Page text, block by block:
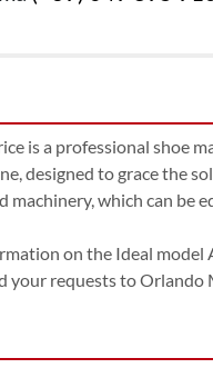
is a professional shoe
designed to grace the
machinery, which can be
on the Ideal model
your requests to Orlando